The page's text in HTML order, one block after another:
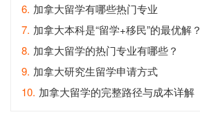
6. 加拿大留学有哪些热门专业
7. 加拿大本科是“留学+移民”的最优解？
8. 加拿大留学的热门专业有哪些？
9. 加拿大研究生留学申请方式
10. 加拿大留学的完整路径与成本详解